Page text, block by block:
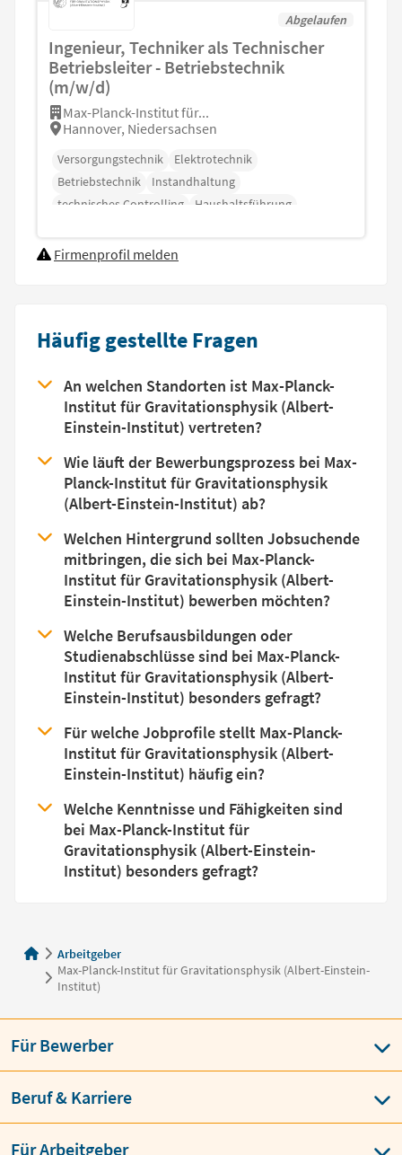
Abgelaufen
Ingenieur, Techniker als Technischer
Betriebsleiter - Betriebstechnik
(m/w/d)
Max-Planck-Institut für...
Hannover, Niedersachsen
Versorgungstechnik
Elektrotechnik
Betriebstechnik
Instandhaltung
technisches Controlling
Haushaltsführung
Firmenprofil melden
Häufig gestellte Fragen
An welchen Standorten ist Max-Planck-
Institut für Gravitationsphysik (Albert-
Einstein-Institut) vertreten?
Wie läuft der Bewerbungsprozess bei Max-
Planck-Institut für Gravitationsphysik
(Albert-Einstein-Institut) ab?
Welchen Hintergrund sollten Jobsuchende
mitbringen, die sich bei Max-Planck-
Institut für Gravitationsphysik (Albert-
Einstein-Institut) bewerben möchten?
Welche Berufsausbildungen oder
Studienabschlüsse sind bei Max-Planck-
Institut für Gravitationsphysik (Albert-
Einstein-Institut) besonders gefragt?
Für welche Jobprofile stellt Max-Planck-
Institut für Gravitationsphysik (Albert-
Einstein-Institut) häufig ein?
Welche Kenntnisse und Fähigkeiten sind
bei Max-Planck-Institut für
Gravitationsphysik (Albert-Einstein-
Institut) besonders gefragt?
Arbeitgeber
Max-Planck-Institut für Gravitationsphysik (Albert-Einstein-
Institut)
Für Bewerber
Beruf & Karriere
Für Arbeitgeber